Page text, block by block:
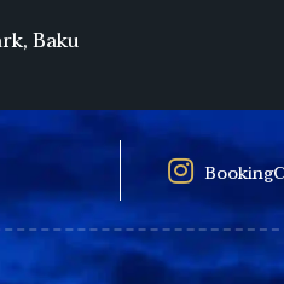
Baku